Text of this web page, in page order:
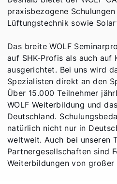
praxisbezogene
Lüftungstechnik sowie
Das breite WOLF
auf SHK-Profis als auch auf
ausgerichtet. Bei uns wird
Spezialisten direkt an den
Über 15.000 Teilnehmer
WOLF Weiterbildung und
Deutschland.
natürlich nicht nur in
weltweit. Auch bei unseren
Partnergesellschaften sind
Weiterbildungen von großer